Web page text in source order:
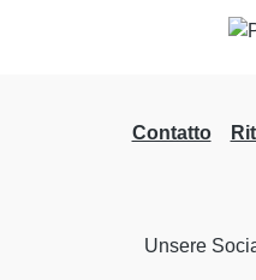
Contatto
Unsere